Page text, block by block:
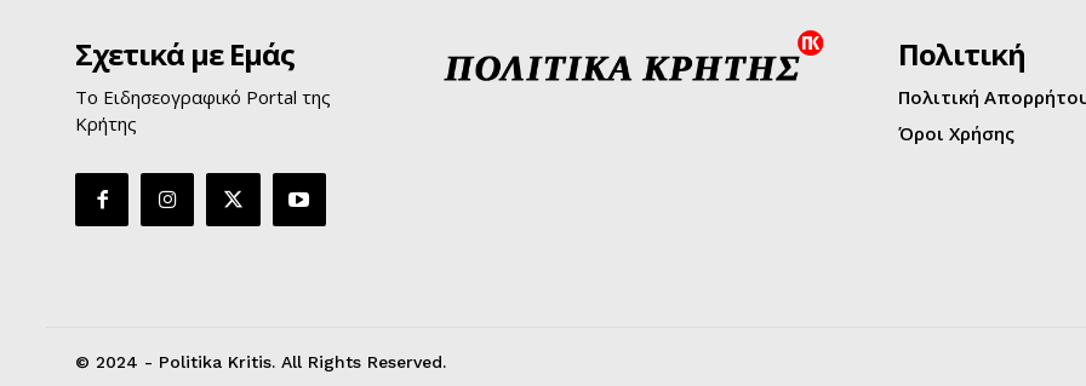
Σχετικά με Εμάς
Το Ειδησεογραφικό Portal της
Κρήτης
Πολιτική
Πολιτική
Όροι Χρήσης
© 2024 - Politika Kritis. All Rights Reserved.